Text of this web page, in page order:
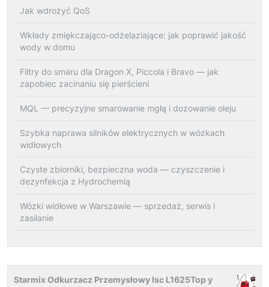
Jak wdrożyć QoS
Wkłady zmiękczająco-odżelaziające: jak poprawić jakość
wody w domu
Filtry do smaru dla Dragon X, Piccola i Bravo — jak
zapobiec zacinaniu się pierścieni
MQL — precyzyjne smarowanie mgłą i dozowanie oleju
Szybka naprawa silników elektrycznych w wózkach
widłowych
Czyste zbiorniki, bezpieczna woda — czyszczenie i
dezynfekcja z Hydrochemią
Wózki widłowe w Warszawie — sprzedaż, serwis i
zasilanie
Starmix Odkurzacz Przemysłowy Isc L1625Top y